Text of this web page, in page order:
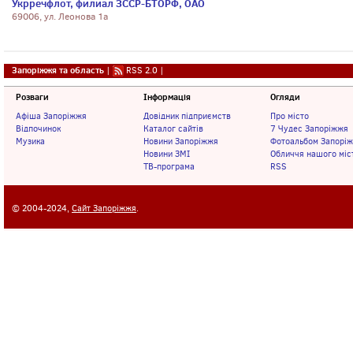
Укрречфлот, филиал ЗССР-БТОРФ, ОАО
69006, ул. Леонова 1а
Запоріжжя та область | RSS 2.0 |
Розваги
Афіша Запоріжжя
Відпочинок
Музика
Інформація
Довідник підприємств
Каталог сайтів
Новини Запоріжжя
Новини ЗМІ
ТВ-програма
Огляди
Про місто
7 Чудес Запоріжжя
Фотоальбом
Обличчя нашого
RSS
© 2004-2024, Сайт Запоріжжя.